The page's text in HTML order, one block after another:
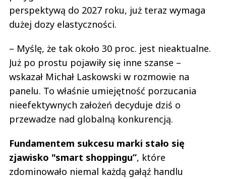
perspektywą do 2027 roku, już teraz wymaga
dużej dozy elastyczności.
– Myślę, że tak około 30 proc. jest nieaktualne.
Już po prostu pojawiły się inne szanse –
wskazał Michał Laskowski w rozmowie na
panelu. To właśnie umiejętność porzucania
nieefektywnych założeń decyduje dziś o
przewadze nad globalną konkurencją.
Fundamentem sukcesu marki stało się
zjawisko "smart shoppingu”, które
zdominowało niemal każdą gałąź handlu